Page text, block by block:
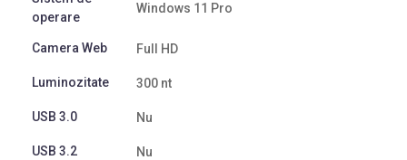
operare
Windows 11 Pro
Camera Web Full HD
Luminozitate 300 nt
USB 3.0 Nu
USB 3.2 Nu